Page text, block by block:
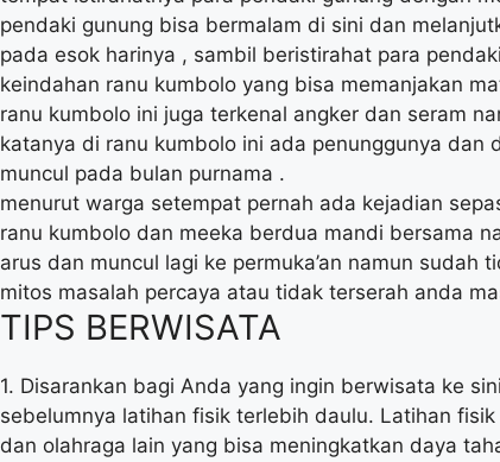
pendaki gunung bisa bermalam di sini dan
pada esok harinya , sambil beristirahat para
keindahan ranu kumbolo yang bisa memanjakan
ranu kumbolo ini juga terkenal angker dan seram
katanya di ranu kumbolo ini ada penunggunya dan
muncul pada bulan purnama .
menurut warga setempat pernah ada kejadian
ranu kumbolo dan meeka berdua mandi bersama
arus dan muncul lagi ke permuka’an namun sudah
mitos masalah percaya atau tidak terserah anda
TIPS BERWISATA
1. Disarankan bagi Anda yang ingin berwisata ke
sebelumnya latihan fisik terlebih daulu. Latihan
dan olahraga lain yang bisa meningkatkan daya